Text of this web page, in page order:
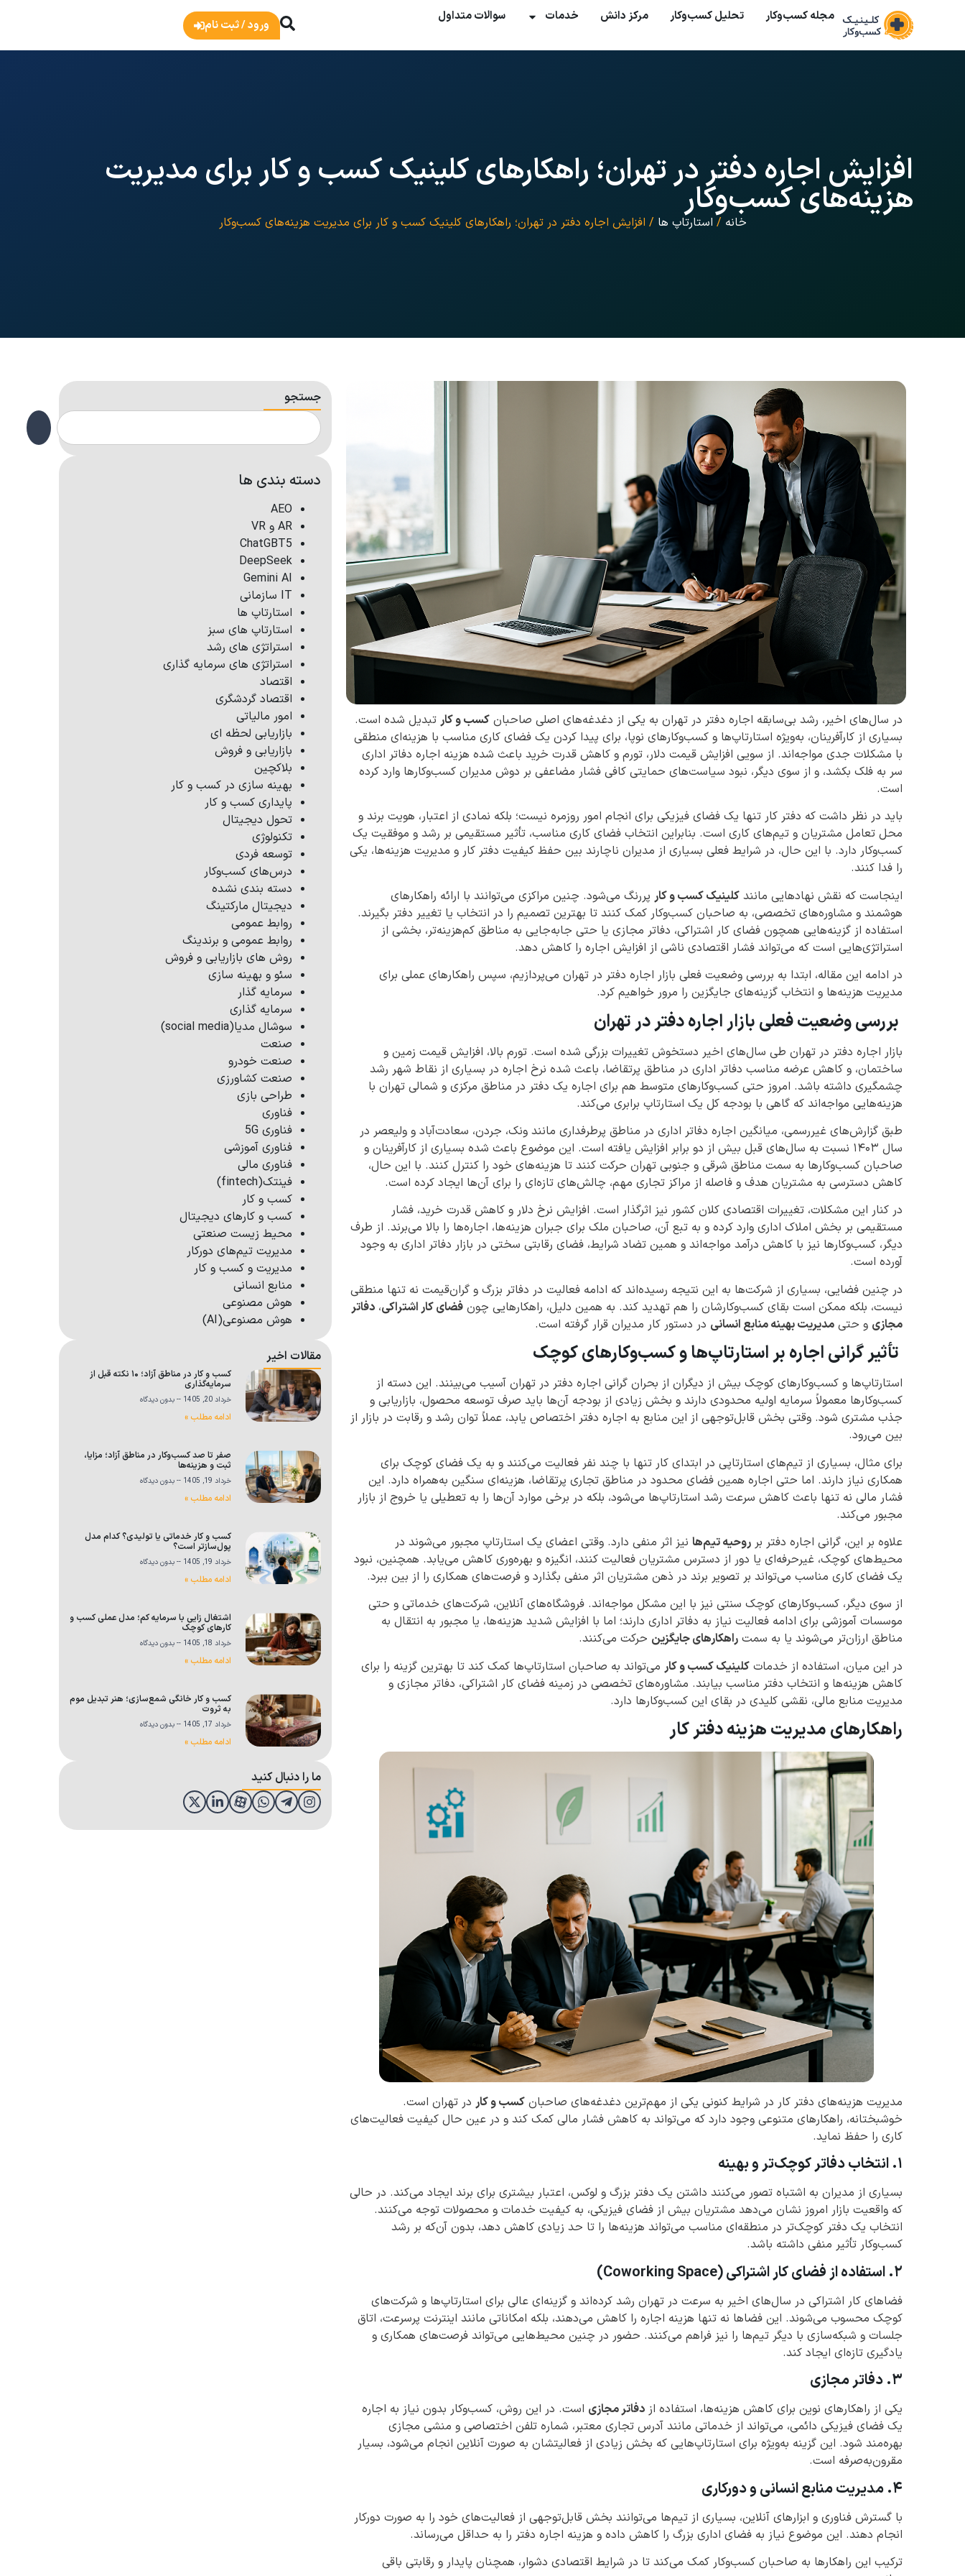
مجله کسب‌وکار تحلیل کسب‌و‌کار مرکز دانش خدمات سوالات متداول
ورود / ثبت نام
افزایش اجاره دفتر در تهران؛ راهکارهای کلینیک کسب و کار برای مدیریت
هزینه‌های کسب‌وکار
خانه / استارتاپ ها / افزایش اجاره دفتر در تهران؛ راهکارهای کلینیک کسب و کار برای مدیریت هزینه‌های کسب‌وکار
در سال‌های اخیر، رشد بی‌سابقه اجاره دفتر در تهران به یکی از دغدغه‌های اصلی صاحبان کسب و کار تبدیل شده است.
بسیاری از کارآفرینان، به‌ویژه استارتاپ‌ها و کسب‌وکارهای نوپا، برای پیدا کردن یک فضای کاری مناسب با هزینه‌ای منطقی
با مشکلات جدی مواجه‌اند. از سویی افزایش قیمت دلار، تورم و کاهش قدرت خرید باعث شده هزینه اجاره دفاتر اداری
سر به فلک بکشد، و از سوی دیگر، نبود سیاست‌های حمایتی کافی فشار مضاعفی بر دوش مدیران کسب‌وکارها وارد کرده
است.
باید در نظر داشت که دفتر کار تنها یک فضای فیزیکی برای انجام امور روزمره نیست؛ بلکه نمادی از اعتبار، هویت برند و
محل تعامل مشتریان و تیم‌های کاری است. بنابراین انتخاب فضای کاری مناسب، تأثیر مستقیمی بر رشد و موفقیت یک
کسب‌وکار دارد. با این حال، در شرایط فعلی بسیاری از مدیران ناچارند بین حفظ کیفیت دفتر کار و مدیریت هزینه‌ها، یکی
را فدا کنند.
اینجاست که نقش نهادهایی مانند کلینیک کسب و کار پررنگ می‌شود. چنین مراکزی می‌توانند با ارائه راهکارهای
هوشمند و مشاوره‌های تخصصی، به صاحبان کسب‌وکار کمک کنند تا بهترین تصمیم را در انتخاب یا تغییر دفتر بگیرند.
استفاده از گزینه‌هایی همچون فضای کار اشتراکی، دفاتر مجازی یا حتی جابه‌جایی به مناطق کم‌هزینه‌تر، بخشی از
استراتژی‌هایی است که می‌تواند فشار اقتصادی ناشی از افزایش اجاره را کاهش دهد.
در ادامه این مقاله، ابتدا به بررسی وضعیت فعلی بازار اجاره دفتر در تهران می‌پردازیم، سپس راهکارهای عملی برای
مدیریت هزینه‌ها و انتخاب گزینه‌های جایگزین را مرور خواهیم کرد.
بررسی وضعیت فعلی بازار اجاره دفتر در تهران
بازار اجاره دفتر در تهران طی سال‌های اخیر دستخوش تغییرات بزرگی شده است. تورم بالا، افزایش قیمت زمین و
ساختمان، و کاهش عرضه مناسب دفاتر اداری در مناطق پرتقاضا، باعث شده نرخ اجاره در بسیاری از نقاط شهر رشد
چشمگیری داشته باشد. امروز حتی کسب‌وکارهای متوسط هم برای اجاره یک دفتر در مناطق مرکزی و شمالی تهران با
هزینه‌هایی مواجه‌اند که گاهی با بودجه کل یک استارتاپ برابری می‌کند.
طبق گزارش‌های غیررسمی، میانگین اجاره دفاتر اداری در مناطق پرطرفداری مانند ونک، جردن، سعادت‌آباد و ولیعصر در
سال ۱۴۰۳ نسبت به سال‌های قبل بیش از دو برابر افزایش یافته است. این موضوع باعث شده بسیاری از کارآفرینان و
صاحبان کسب‌وکارها به سمت مناطق شرقی و جنوبی تهران حرکت کنند تا هزینه‌های خود را کنترل کنند. با این حال،
کاهش دسترسی به مشتریان هدف و فاصله از مراکز تجاری مهم، چالش‌های تازه‌ای را برای آن‌ها ایجاد کرده است.
در کنار این مشکلات، تغییرات اقتصادی کلان کشور نیز اثرگذار است. افزایش نرخ دلار و کاهش قدرت خرید، فشار
مستقیمی بر بخش املاک اداری وارد کرده و به تبع آن، صاحبان ملک برای جبران هزینه‌ها، اجاره‌ها را بالا می‌برند. از طرف
دیگر، کسب‌وکارها نیز با کاهش درآمد مواجه‌اند و همین تضاد شرایط، فضای رقابتی سختی در بازار دفاتر اداری به وجود
آورده است.
در چنین فضایی، بسیاری از شرکت‌ها به این نتیجه رسیده‌اند که ادامه فعالیت در دفاتر بزرگ و گران‌قیمت نه تنها منطقی
نیست، بلکه ممکن است بقای کسب‌وکارشان را هم تهدید کند. به همین دلیل، راهکارهایی چون فضای کار اشتراکی، دفاتر
مجازی و حتی مدیریت بهینه منابع انسانی در دستور کار مدیران قرار گرفته است.
تأثیر گرانی اجاره بر استارتاپ‌ها و کسب‌وکارهای کوچک
استارتاپ‌ها و کسب‌وکارهای کوچک بیش از دیگران از بحران گرانی اجاره دفتر در تهران آسیب می‌بینند. این دسته از
کسب‌وکارها معمولاً سرمایه اولیه محدودی دارند و بخش زیادی از بودجه آن‌ها باید صرف توسعه محصول، بازاریابی و
جذب مشتری شود. وقتی بخش قابل‌توجهی از این منابع به اجاره دفتر اختصاص یابد، عملاً توان رشد و رقابت در بازار از
بین می‌رود.
برای مثال، بسیاری از تیم‌های استارتاپی در ابتدای کار تنها با چند نفر فعالیت می‌کنند و به یک فضای کوچک برای
همکاری نیاز دارند. اما حتی اجاره همین فضای محدود در مناطق تجاری پرتقاضا، هزینه‌ای سنگین به‌همراه دارد. این
فشار مالی نه تنها باعث کاهش سرعت رشد استارتاپ‌ها می‌شود، بلکه در برخی موارد آن‌ها را به تعطیلی یا خروج از بازار
مجبور می‌کند.
علاوه بر این، گرانی اجاره دفتر بر روحیه تیم‌ها نیز اثر منفی دارد. وقتی اعضای یک استارتاپ مجبور می‌شوند در
محیط‌های کوچک، غیرحرفه‌ای یا دور از دسترس مشتریان فعالیت کنند، انگیزه و بهره‌وری کاهش می‌یابد. همچنین، نبود
یک فضای کاری مناسب می‌تواند بر تصویر برند در ذهن مشتریان اثر منفی بگذارد و فرصت‌های همکاری را از بین ببرد.
از سوی دیگر، کسب‌وکارهای کوچک سنتی نیز با این مشکل مواجه‌اند. فروشگاه‌های آنلاین، شرکت‌های خدماتی و حتی
موسسات آموزشی برای ادامه فعالیت نیاز به دفاتر اداری دارند؛ اما با افزایش شدید هزینه‌ها، یا مجبور به انتقال به
مناطق ارزان‌تر می‌شوند یا به سمت راهکارهای جایگزین حرکت می‌کنند.
در این میان، استفاده از خدمات کلینیک کسب و کار می‌تواند به صاحبان استارتاپ‌ها کمک کند تا بهترین گزینه را برای
کاهش هزینه‌ها و انتخاب دفتر مناسب بیابند. مشاوره‌های تخصصی در زمینه فضای کار اشتراکی، دفاتر مجازی و
مدیریت منابع مالی، نقشی کلیدی در بقای این کسب‌وکارها دارد.
راهکارهای مدیریت هزینه دفتر کار
مدیریت هزینه‌های دفتر کار در شرایط کنونی یکی از مهم‌ترین دغدغه‌های صاحبان کسب و کار در تهران است.
خوشبختانه، راهکارهای متنوعی وجود دارد که می‌تواند به کاهش فشار مالی کمک کند و در عین حال کیفیت فعالیت‌های
کاری را حفظ نماید.
۱. انتخاب دفاتر کوچک‌تر و بهینه
بسیاری از مدیران به اشتباه تصور می‌کنند داشتن یک دفتر بزرگ و لوکس، اعتبار بیشتری برای برند ایجاد می‌کند. در حالی
که واقعیت بازار امروز نشان می‌دهد مشتریان بیش از فضای فیزیکی، به کیفیت خدمات و محصولات توجه می‌کنند.
انتخاب یک دفتر کوچک‌تر در منطقه‌ای مناسب می‌تواند هزینه‌ها را تا حد زیادی کاهش دهد، بدون آن‌که بر رشد
کسب‌وکار تأثیر منفی داشته باشد.
۲. استفاده از فضای کار اشتراکی (Coworking Space)
فضاهای کار اشتراکی در سال‌های اخیر به سرعت در تهران رشد کرده‌اند و گزینه‌ای عالی برای استارتاپ‌ها و شرکت‌های
کوچک محسوب می‌شوند. این فضاها نه تنها هزینه اجاره را کاهش می‌دهند، بلکه امکاناتی مانند اینترنت پرسرعت، اتاق
جلسات و شبکه‌سازی با دیگر تیم‌ها را نیز فراهم می‌کنند. حضور در چنین محیط‌هایی می‌تواند فرصت‌های همکاری و
یادگیری تازه‌ای ایجاد کند.
۳. دفاتر مجازی
یکی از راهکارهای نوین برای کاهش هزینه‌ها، استفاده از دفاتر مجازی است. در این روش، کسب‌وکار بدون نیاز به اجاره
یک فضای فیزیکی دائمی، می‌تواند از خدماتی مانند آدرس تجاری معتبر، شماره تلفن اختصاصی و منشی مجازی
بهره‌مند شود. این گزینه به‌ویژه برای استارتاپ‌هایی که بخش زیادی از فعالیتشان به صورت آنلاین انجام می‌شود، بسیار
مقرون‌به‌صرفه است.
۴. مدیریت منابع انسانی و دورکاری
با گسترش فناوری و ابزارهای آنلاین، بسیاری از تیم‌ها می‌توانند بخش قابل‌توجهی از فعالیت‌های خود را به صورت دورکار
انجام دهند. این موضوع نیاز به فضای اداری بزرگ را کاهش داده و هزینه اجاره دفتر را به حداقل می‌رساند.
ترکیب این راهکارها به صاحبان کسب‌وکار کمک می‌کند تا در شرایط اقتصادی دشوار، همچنان پایدار و رقابتی باقی
جستجو
دسته بندی ها
AEO
AR و VR
ChatGBT5
DeepSeek
Gemini AI
IT سازمانی
استارتاپ ها
استارتاپ های سبز
استراتژی های رشد
استراتژی های سرمایه گذاری
اقتصاد
اقتصاد گردشگری
امور مالیاتی
بازاریابی لحظه ای
بازاریابی و فروش
بلاکچین
بهینه سازی در کسب و کار
پایداری کسب و کار
تحول دیجیتال
تکنولوژی
توسعه فردی
درس‌های کسب‌وکار
دسته بندی نشده
دیجیتال مارکتینگ
روابط عمومی
روابط عمومی و برندینگ
روش های بازاریابی و فروش
سئو و بهینه سازی
سرمایه گذار
سرمایه گذاری
سوشال مدیا(social media)
صنعت
صنعت خودرو
صنعت کشاورزی
طراحی بازی
فناوری
فناوری 5G
فناوری آموزشی
فناوری مالی
فینتک(fintech)
کسب و کار
کسب و کارهای دیجیتال
محیط زیست صنعتی
مدیریت تیم‌های دورکار
مدیریت و کسب و کار
منابع انسانی
هوش مصنوعی
هوش مصنوعی(AI)
مقالات اخیر
کسب و کار در مناطق آزاد؛ ۱۰ نکته قبل از
سرمایه‌گذاری
خرداد 20, 1405 بدون دیدگاه
ادامه مطلب »
صفر تا صد کسب‌وکار در مناطق آزاد؛ مزایا،
ثبت و هزینه‌ها
خرداد 19, 1405 بدون دیدگاه
ادامه مطلب »
کسب و کار خدماتی یا تولیدی؟ کدام مدل
پول‌سازتر است؟
خرداد 19, 1405 بدون دیدگاه
ادامه مطلب »
اشتغال زایی با سرمایه کم؛ مدل عملی کسب و
کارهای کوچک
خرداد 18, 1405 بدون دیدگاه
ادامه مطلب »
کسب و کار خانگی شمع‌سازی؛ هنر تبدیل موم
به ثروت
خرداد 17, 1405 بدون دیدگاه
ادامه مطلب »
ما را دنبال کنید